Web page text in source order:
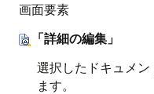
画面要素
「詳細の編集」
選択したドキュメ
ます。